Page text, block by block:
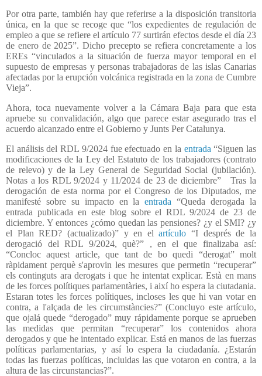
Por otra parte, también hay que referirse a la disposición transitoria
única, en la que se recoge que “los expedientes de regulación de
empleo a que se refiere el artículo 77 surtirán efectos desde el día 23
de enero de 2025”. Dicho precepto se refiera concretamente a los
EREs “vinculados a la situación de fuerza mayor temporal en el
supuesto de empresas y personas trabajadoras de las islas Canarias
afectadas por la erupción volcánica registrada en la zona de Cumbre
Vieja”.
Ahora, toca nuevamente volver a la Cámara Baja para que esta
apruebe su convalidación, algo que parece estar asegurado tras el
acuerdo alcanzado entre el Gobierno y Junts Per Catalunya.
El análisis del RDL 9/2024 fue efectuado en la entrada“Siguen las
modificaciones de la Ley del Estatuto de los trabajadores (contrato
de relevo) y de la Ley General de Seguridad Social (jubilación).
Notas a los RDL 9/2024 y 11/2024 de 23 de diciembre”
Tras la
derogación de esta norma por el Congreso de los Diputados, me
manifesté sobre su impacto en laentrada“Queda derogada la
entrada publicada en este blog sobre el RDL 9/2024 de 23 de
diciembre. Y entonces ¿cómo quedan las pensiones? ¿y el SMI? ¿y
el Plan RED? (actualizado)” y en elartículo“I després de la
derogació del RDL 9/2024, què?” , en el que finalizaba así:
“Concloc aquest article, que tant de bo quedi “derogat” molt
ràpidament perquè s'aprovin les mesures que permetin “recuperar”
els continguts ara derogats i que he intentat explicar. Està en mans
de les forces polítiques parlamentàries, i així ho espera la ciutadania.
Estaran totes les forces polítiques, incloses les que hi van votar en
contra, a l'alçada de les circumstàncies?” (Concluyo este artículo,
que ojalá quede “derogado” muy rápidamente porque se aprueben
las medidas que permitan “recuperar” los contenidos ahora
derogados y que he intentado explicar. Está en manos de las fuerzas
políticas parlamentarias, y así lo espera la ciudadanía. ¿Estarán
todas las fuerzas políticas, incluidas las que votaron en contra, a la
altura de las circunstancias?”.